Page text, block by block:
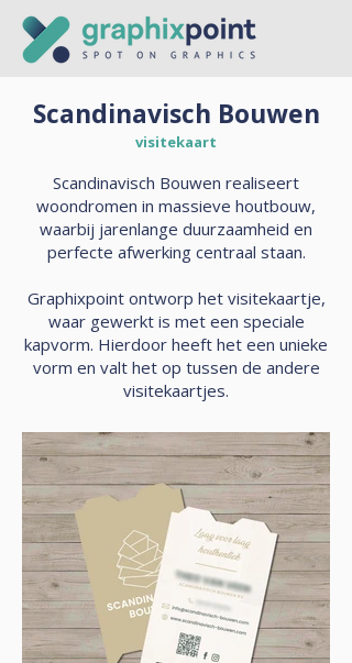
Scandinavisch Bouwen
visitekaart
Scandinavisch Bouwen realiseert
woondromen in massieve houtbouw,
waarbij jarenlange duurzaamheid en
perfecte afwerking centraal staan.
Graphixpoint ontworp het visitekaartje,
waar gewerkt is met een speciale
kapvorm. Hierdoor heeft het een unieke
vorm en valt het op tussen de andere
visitekaartjes.